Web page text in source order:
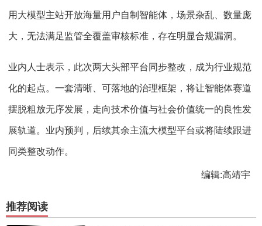
用大模型主站开放海量用户自制智能体，场景杂乱、数量庞
大，无法满足监管全覆盖审核标准，存在明显合规漏洞。
业内人士表示，此次两大头部平台同步整改，成为行业规范
化的起点。一套清晰、可落地的治理框架，将让智能体赛道
摆脱粗放无序发展，走向技术价值与社会价值统一的良性发
展轨道。业内预判，后续其余主流大模型平台或将陆续跟进
同类整改动作。
编辑:高靖宇
推荐阅读